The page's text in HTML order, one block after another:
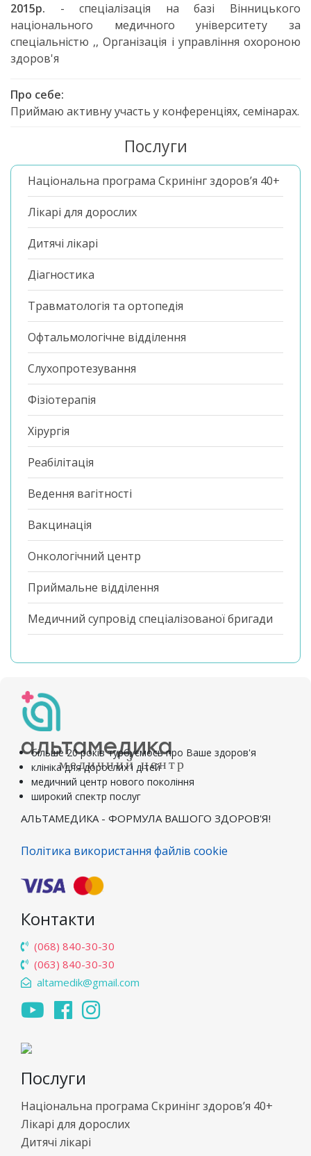
2015р. - спеціалізація на базі Вінницького
національного медичного університету за
спеціальністю ,, Організація і управління охороною
здоров'я
Про себе:
Приймаю активну участь у конференціях, семінарах.
Послуги
Національна програма Скринінг здоров’я 40+
Лікарі для дорослих
Дитячі лікарі
Діагностика
Травматологія та ортопедія
Офтальмологічне відділення
Слухопротезування
Фізіотерапія
Хірургія
Реабілітація
Ведення вагітності
Вакцинація
Онкологічний центр
Приймальне відділення
Медичний супровід спеціалізованої бригади
альтамедика
медичний центр
більше 20 років турбуємось про Ваше здоров'я
клініка для дорослих і дітей
медичний центр нового покоління
широкий спектр послуг
АЛЬТАМЕДИКА - ФОРМУЛА ВАШОГО ЗДОРОВ'Я!
Політика використання файлів cookie
Контакти
(068) 840-30-30
(063) 840-30-30
altamedik@gmail.com
Послуги
Національна програма Скринінг здоров’я 40+
Лікарі для дорослих
Дитячі лікарі